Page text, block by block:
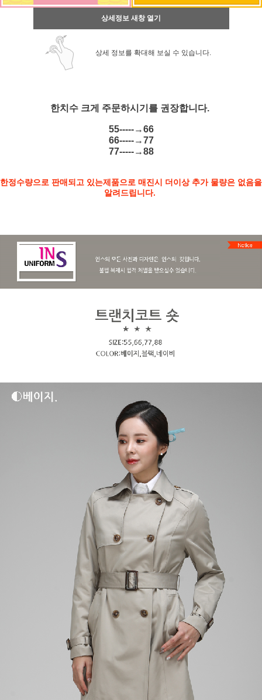
상세정보 새창 열기
상세 정보를 확대해 보실 수 있습니다.
한치수 크게 주문하시기를 권장합니다.
55-----→66
66-----→77
77-----→88
한정수량으로 판매되고 있는제품으로 매진시 더이상 추가 물량은 없음을
알려드립니다.